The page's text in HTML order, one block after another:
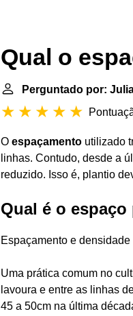
Qual o
Perguntado por:
O espaçamento utilizado
linhas. Contudo, desde a
reduzido. Isso é, plantio
Qual é o
Espaçamento e densidade
Uma prática comum no
lavoura e entre as linhas
45 a 50cm na última